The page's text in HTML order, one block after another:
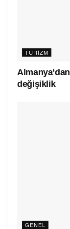
TURIZM
değişiklik
GENEL